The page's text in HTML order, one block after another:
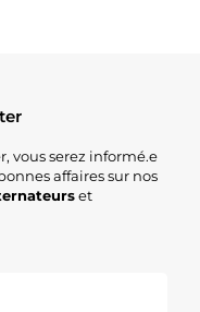
vous serez informé.e
affaires sur nos
et